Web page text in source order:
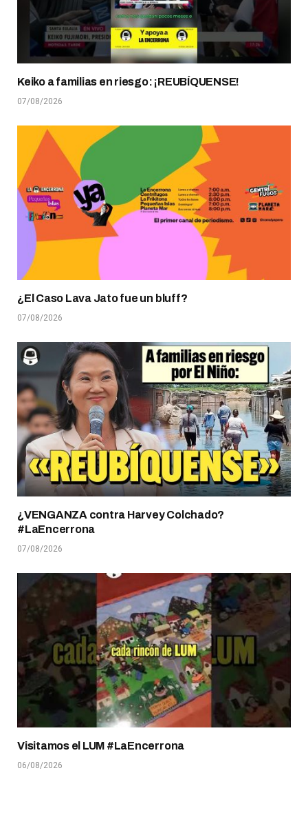
Keiko a familias en riesgo: ¡REUBÍQUENSE!
07/08/2026
¿El Caso Lava Jato fue un bluff?
07/08/2026
¿VENGANZA contra Harvey Colchado?
#LaEncerrona
07/08/2026
Visitamos el LUM #LaEncerrona
06/08/2026